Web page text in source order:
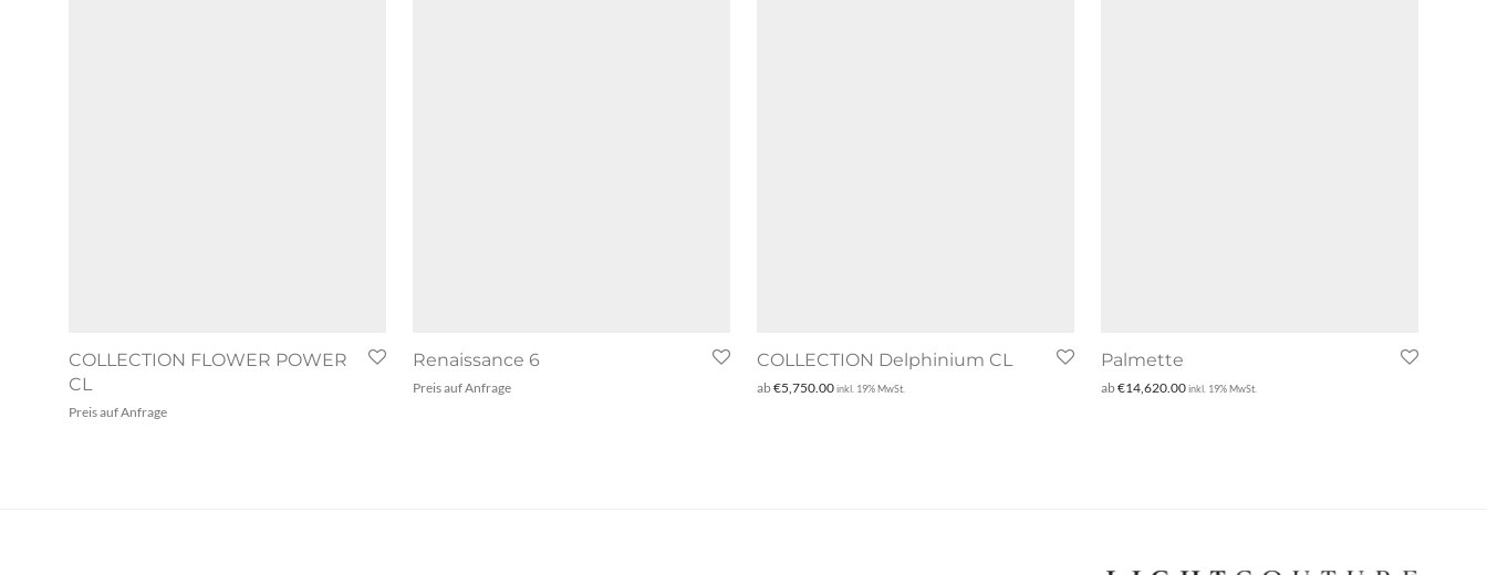
COLLECTION FLOWER POWER
CL
Preis auf Anfrage
Renaissance 6
Preis auf Anfrage
COLLECTION Delphinium CL
ab€5,750.00inkl. 19% MwSt.
Palmette
ab€14,620.00inkl. 19% MwSt.